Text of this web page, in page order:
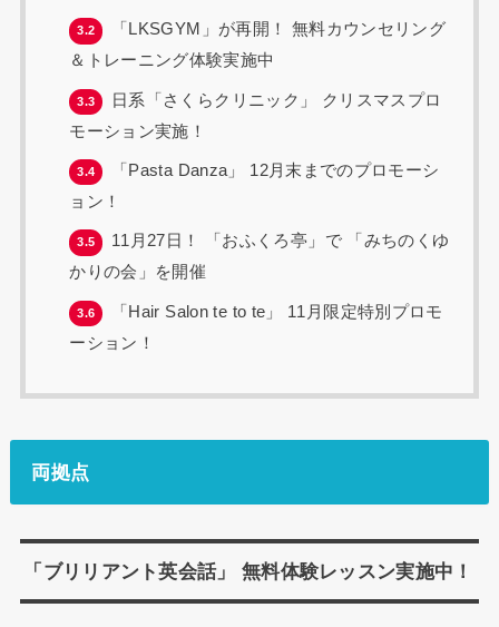
3.2
「LKSGYM」が再開！ 無料カウンセリング
＆トレーニング体験実施中
3.3
日系「さくらクリニック」 クリスマスプロ
モーション実施！
3.4
「Pasta Danza」 12月末までのプロモーシ
ョン！
3.5
11月27日！ 「おふくろ亭」で 「みちのくゆ
かりの会」を開催
3.6
「Hair Salon te to te」 11月限定特別プロモ
ーション！
両拠点
「ブリリアント英会話」 無料体験レッスン実施中！